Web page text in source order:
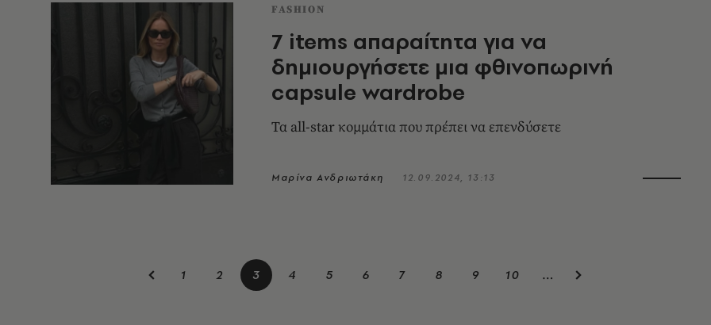
FASHION
7 items απαραίτητα για να
δημιουργήσετε μια φθινοπωρινή
capsule wardrobe
Τα all-star κομμάτια που πρέπει να επενδύσετε
Μαρίνα Ανδριωτάκη 12.09.2024, 13:13
1 2 3 4 5 6 7 8 9 10 …